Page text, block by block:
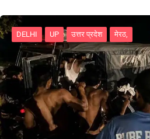
DELHI UP उत्तर प्रदेश मेरठ,